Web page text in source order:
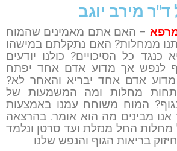
מירב יוגב
– האם אתם מאמינים שהמוח
ממחלות? האם נתקלתם במישהו
כנגד כל הסיכויים? כולנו יודעים
לנפש אך מדוע אדם אחד יפתח
אדם אחד יבריא והאחר לא?
מחלות ומה המשמעות של
המוח משוחח עמנו באמצעות
מבינים מה הוא אומר. בהרצאה
מחלות החל מנזלת ועד סרטן ונלמד
בריאות הגוף והנפש שלנו